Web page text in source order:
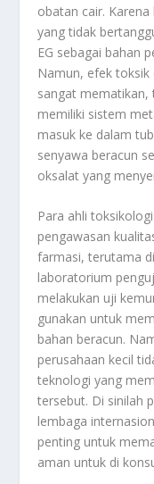
obatan cair.
yang tidak
EG sebagai bahan
Namun, efek
sangat mematikan,
memiliki sistem
masuk ke dalam
senyawa beracun
oksalat yang
Para ahli
pengawasan
farmasi, terutama
laboratorium
melakukan uji
gunakan untuk
bahan beracun.
perusahaan kecil
teknologi yang
tersebut. Di sinilah
lembaga
penting untuk
aman untuk di